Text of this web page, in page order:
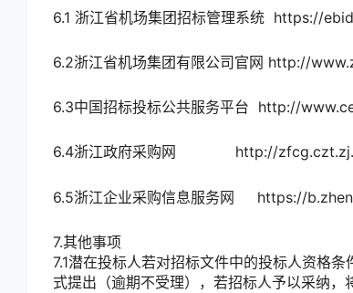
6.1 浙江省机场集团招标管理系统 https://
6.2浙江省机场集团有限公司官网 http://
6.3中国招标投标公共服务平台 http://
6.4浙江政府采购网 http://
6.5浙江企业采购信息服务网 https://
7.其他事项
7.1潜在投标人若对招标文件中的投标人资格
式提出（逾期不受理），若招标人予以采纳，